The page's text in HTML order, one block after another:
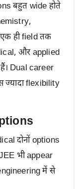
बहुत wide होते
ही field तक
और applied
Dual career
flexibility
दोनों options
भी appear
में से